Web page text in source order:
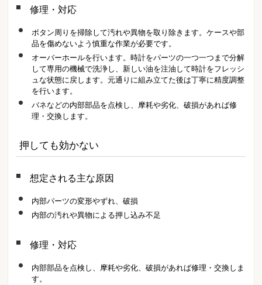
修理・対応
ボタン周りを掃除して汚れや異物を取り除きます。ケースや部
品を傷めないよう慎重な作業が必要です。
オーバーホールを行います。時計をパーツの一つ一つまで分解
して専用の機械で洗浄し、新しい油を注油して時計をフレッシ
ュな状態に戻します。元通りに組み立てた後は丁寧に精度調整
を行います。
バネなどの内部部品を点検し、摩耗や劣化、破損があれば修
理・交換します。
押しても効かない
想定される主な原因
内部パーツの変形やずれ、破損
内部の汚れや異物による押し込み不足
修理・対応
内部部品を点検し、摩耗や劣化、破損があれば修理・交換しま
す。